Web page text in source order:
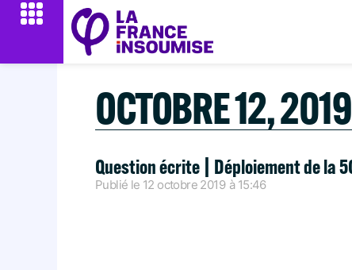
OCTOBRE 12, 2019
Question écrite | Déploiement de la
Publié le 12 octobre 2019 à 15:46